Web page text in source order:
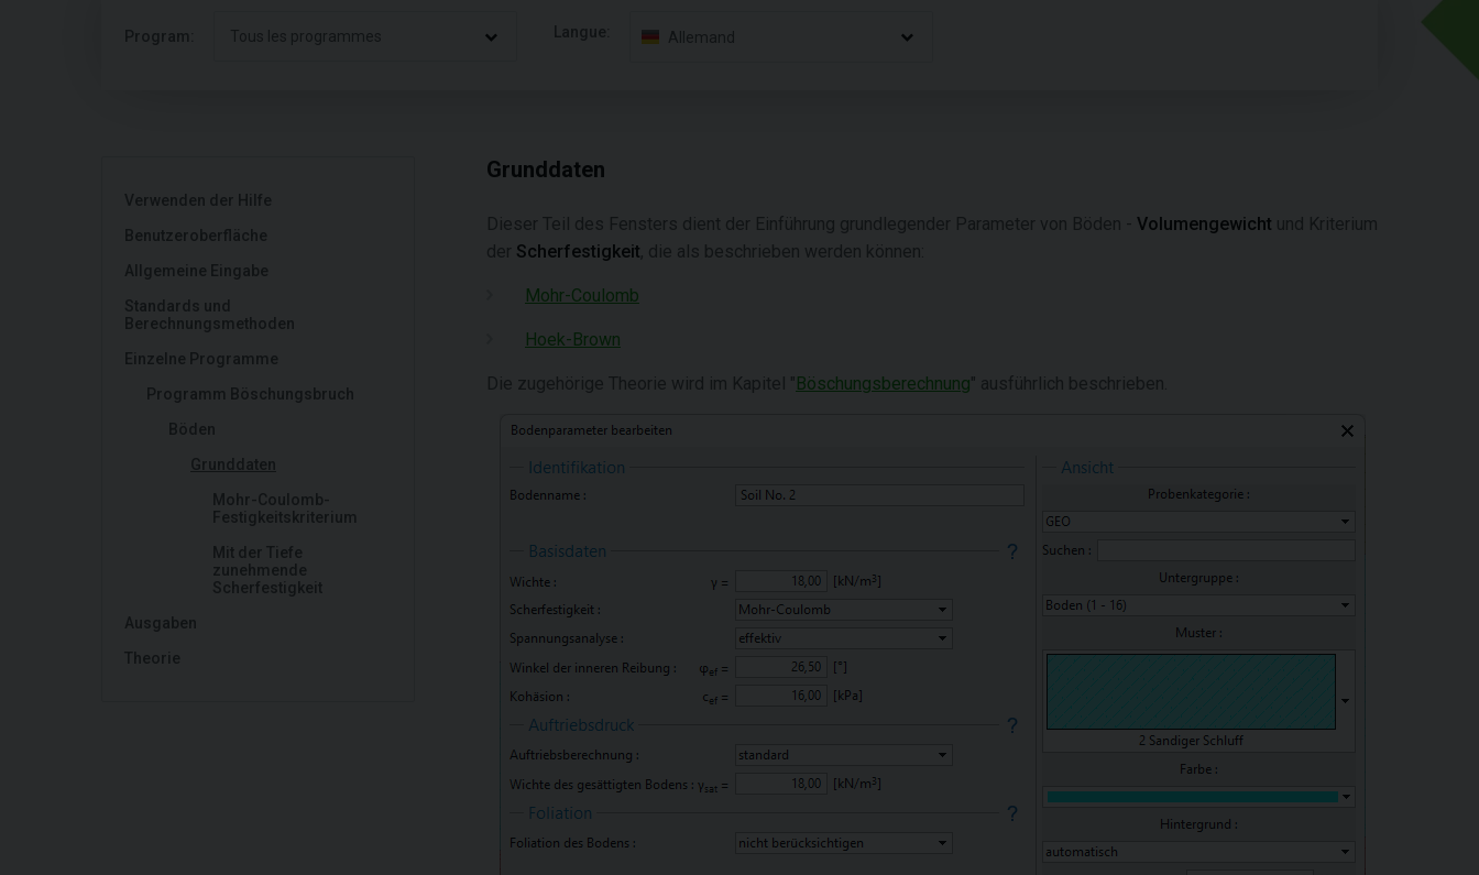
Program: Tous les programmes Langue: Allemand
Verwenden der Hilfe
Benutzeroberfläche
Allgemeine Eingabe
Standards und
Berechnungsmethoden
Einzelne Programme
Programm Böschungsbruch
Böden
Grunddaten
Mohr-Coulomb-
Festigkeitskriterium
Mit der Tiefe
zunehmende
Scherfestigkeit
Ausgaben
Theorie
Grunddaten
Dieser Teil des Fensters dient der Einführung grundlegender Parameter von Böden - Volumengewicht und Kriterium
der Scherfestigkeit, die als beschrieben werden können:
Mohr-Coulomb
Hoek-Brown
Die zugehörige Theorie wird im Kapitel "Böschungsberechnung" ausführlich beschrieben.